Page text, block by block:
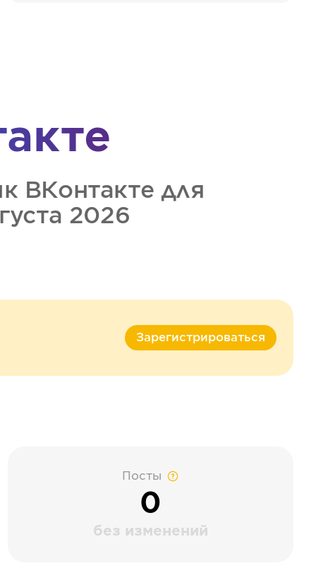
ВКонтакте для
2026
Зарегистрироваться
Посты
0
без изменений